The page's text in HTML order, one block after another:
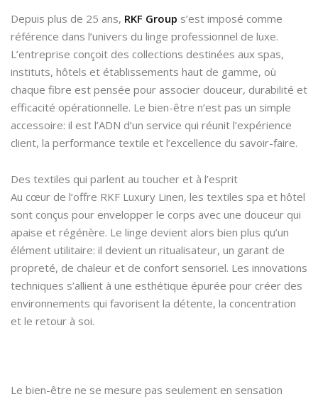
Depuis plus de 25 ans, RKF Group s’est imposé comme
référence dans l’univers du linge professionnel de luxe.
L’entreprise conçoit des collections destinées aux spas,
instituts, hôtels et établissements haut de gamme, où
chaque fibre est pensée pour associer douceur, durabilité et
efficacité opérationnelle. Le bien-être n’est pas un simple
accessoire: il est l’ADN d’un service qui réunit l’expérience
client, la performance textile et l’excellence du savoir-faire.
Des textiles qui parlent au toucher et à l’esprit
Au cœur de l’offre RKF Luxury Linen, les textiles spa et hôtel
sont conçus pour envelopper le corps avec une douceur qui
apaise et régénère. Le linge devient alors bien plus qu’un
élément utilitaire: il devient un ritualisateur, un garant de
propreté, de chaleur et de confort sensoriel. Les innovations
techniques s’allient à une esthétique épurée pour créer des
environnements qui favorisent la détente, la concentration
et le retour à soi.
Le bien-être ne se mesure pas seulement en sensation